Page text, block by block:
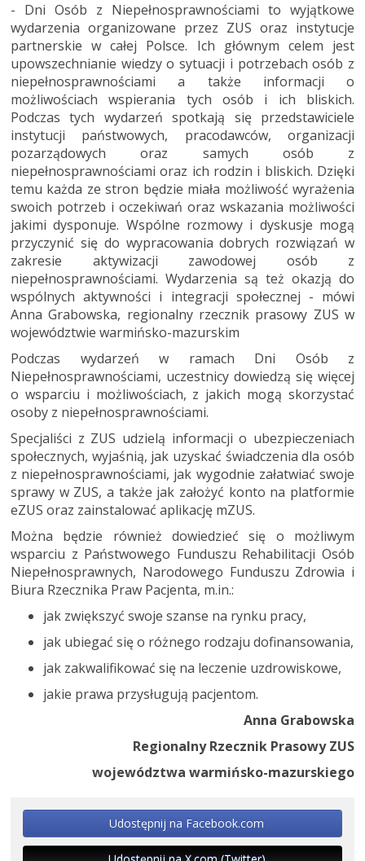
- Dni Osób z Niepełnosprawnościami to wyjątkowe
wydarzenia organizowane przez ZUS oraz instytucje
partnerskie w całej Polsce. Ich głównym celem jest
upowszechnianie wiedzy o sytuacji i potrzebach osób z
niepełnosprawnościami a także informacji o
możliwościach wspierania tych osób i ich bliskich.
Podczas tych wydarzeń spotkają się przedstawiciele
instytucji państwowych, pracodawców, organizacji
pozarządowych oraz samych osób z
niepełnosprawnościami oraz ich rodzin i bliskich. Dzięki
temu każda ze stron będzie miała możliwość wyrażenia
swoich potrzeb i oczekiwań oraz wskazania możliwości
jakimi dysponuje. Wspólne rozmowy i dyskusje mogą
przyczynić się do wypracowania dobrych rozwiązań w
zakresie aktywizacji zawodowej osób z
niepełnosprawnościami. Wydarzenia są też okazją do
wspólnych aktywności i integracji społecznej - mówi
Anna Grabowska, regionalny rzecznik prasowy ZUS w
województwie warmińsko-mazurskim
Podczas wydarzeń w ramach Dni Osób z
Niepełnosprawnościami, uczestnicy dowiedzą się więcej
o wsparciu i możliwościach, z jakich mogą skorzystać
osoby z niepełnosprawnościami.
Specjaliści z ZUS udzielą informacji o ubezpieczeniach
społecznych, wyjaśnią, jak uzyskać świadczenia dla osób
z niepełnosprawnościami, jak wygodnie załatwiać swoje
sprawy w ZUS, a także jak założyć konto na platformie
eZUS oraz zainstalować aplikację mZUS.
Można będzie również dowiedzieć się o możliwym
wsparciu z Państwowego Funduszu Rehabilitacji Osób
Niepełnosprawnych, Narodowego Funduszu Zdrowia i
Biura Rzecznika Praw Pacjenta, m.in.:
jak zwiększyć swoje szanse na rynku pracy,
jak ubiegać się o różnego rodzaju dofinansowania,
jak zakwalifikować się na leczenie uzdrowiskowe,
jakie prawa przysługują pacjentom.
Anna Grabowska
Regionalny Rzecznik Prasowy ZUS
województwa warmińsko-mazurskiego
Udostępnij na Facebook.com